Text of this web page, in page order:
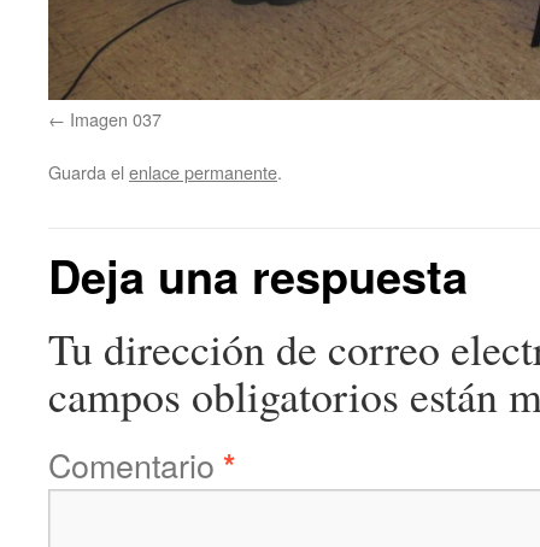
Imagen 037
Guarda el enlace permanente.
Deja una respuesta
Tu dirección de correo
campos obligatorios están
Comentario *